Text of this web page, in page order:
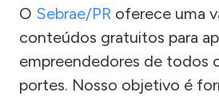
O Sebrae/PR oferece uma
conteúdos gratuitos para
empreendedores de todos
portes. Nosso objetivo é